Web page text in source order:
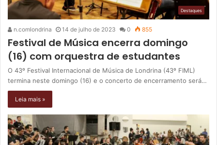
Destaques
n.comlondrina 14 de julho de 2023 0 855
Festival de Música encerra domingo
(16) com orquestra de estudantes
O 43º Festival Internacional de Música de Londrina (43º FIML)
termina neste domingo (16) e o concerto de encerramento será…
Leia mais »